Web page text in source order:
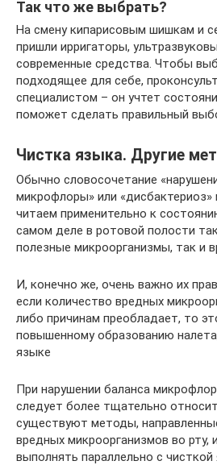
Так что же выбрать?
На смену кипарисовым шишкам и
пришли ирригаторы,
современные средства. Чтобы
подходящее для себе,
специалистом – он учтет
поможет сделать правильный
Чистка языка. Другие
Обычно словосочетание
микрофлоры» или
читаем применительно к
самом деле в ротовой полости
полезные микроорганизмы, так и
И, конечно же, очень важно их
если количество вредных
либо причинам преобладает, то
повышенному образованию
языке
При нарушении баланса
следует более тщательно
существуют методы,
вредных микроорганизмов во рту,
выполнять параллельно с